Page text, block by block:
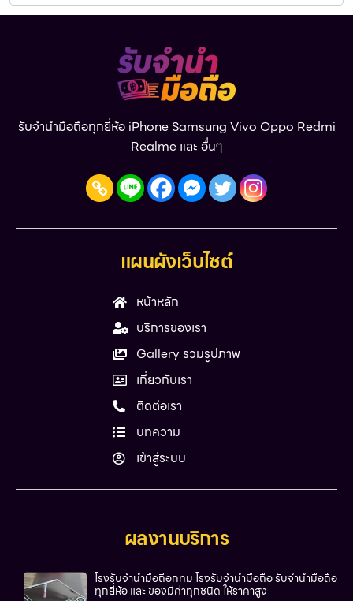
รับจำนำมือถือทุกยี่ห้อ iPhone Samsung Vivo Oppo Redmi
Realme และ อื่นๆ
แผนผังเว็บไซต์
หน้าหลัก
บริการของเรา
Gallery รวมรูปภาพ
เกี่ยวกับเรา
ติดต่อเรา
บทความ
เข้าสู่ระบบ
ผลงานบริการ
โรงรับจำนำมือถือกทม โรงรับจำนำมือถือ รับจำนำมือถือ
ทุกยี่ห้อ และ ของมีค่าทุกชนิด ให้ราคาสูง